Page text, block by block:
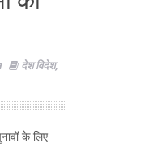
देश विदेश,
के लिए